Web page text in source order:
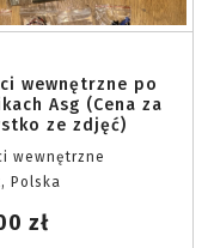
wewnętrzne po
Asg (Cena za
ze zdjęć)
wewnętrzne
Polska
zł